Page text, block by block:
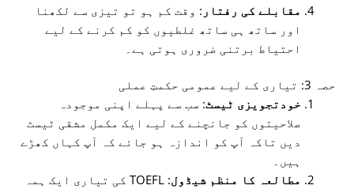
مقابلے کی رفتار : وقت کم ہو تو تیزی سے لکھنا
اور ساتھ ہی ساتھ غلطیوں کو کم کرنے کے لیے
احتیاط برتنی ضروری ہوتی ہے۔
حصہ 3: تیاری کے لیے عمومی حکمتِ عملی
خودتجویزی ٹیسٹ: سب سے پہلے اپنی موجودہ
صلاحیتوں کو جانچنے کے لیے ایک مکمل مشقی ٹیسٹ
دیں تاکہ آپ کو اندازہ ہو جائے کہ آپ کہاں کھڑے
ہیں۔
مطالعہ کا منظم شیڈول
: TOEFL کی تیاری ایک ہمہ